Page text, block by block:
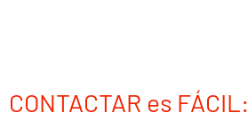
CONTACTAR es FÁCIL: